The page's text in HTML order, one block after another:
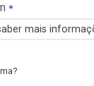
mais